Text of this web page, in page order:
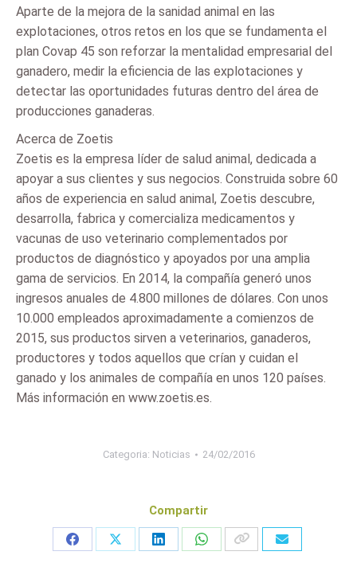
Aparte de la mejora de la sanidad animal en las
explotaciones, otros retos en los que se fundamenta el
plan Covap 45 son reforzar la mentalidad empresarial del
ganadero, medir la eficiencia de las explotaciones y
detectar las oportunidades futuras dentro del área de
producciones ganaderas.
Acerca de Zoetis
Zoetis es la empresa líder de salud animal, dedicada a
apoyar a sus clientes y sus negocios. Construida sobre 60
años de experiencia en salud animal, Zoetis descubre,
desarrolla, fabrica y comercializa medicamentos y
vacunas de uso veterinario complementados por
productos de diagnóstico y apoyados por una amplia
gama de servicios. En 2014, la compañía generó unos
ingresos anuales de 4.800 millones de dólares. Con unos
10.000 empleados aproximadamente a comienzos de
2015, sus productos sirven a veterinarios, ganaderos,
productores y todos aquellos que crían y cuidan el
ganado y los animales de compañía en unos 120 países.
Más información en www.zoetis.es.
Categoria: Noticias 24/02/2016
Compartir
Share
Share
Share
Share